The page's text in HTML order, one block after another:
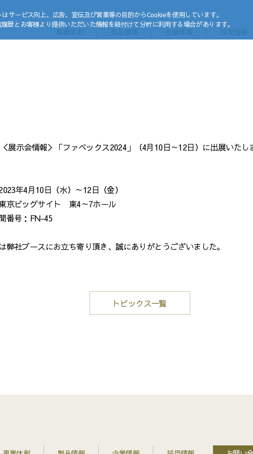
＜展示会情報＞「ファベックス2024」（4月10日～12日）に出展いたし
年4月10日（水）～12日（金）
京ビッグサイト 東4～7ホール
番号：FN-45
弊社ブースにお立ち寄り頂き、誠にありがとうございました。
トピックス一覧
サービス向上、広告、宣伝及び営業等の目的からCookieを使用しています。
歴とお客様より提供いただいた情報を紐付けて分析に利用する場合があります。